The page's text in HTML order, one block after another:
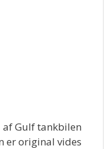
af Gulf tankbilen
er original vides